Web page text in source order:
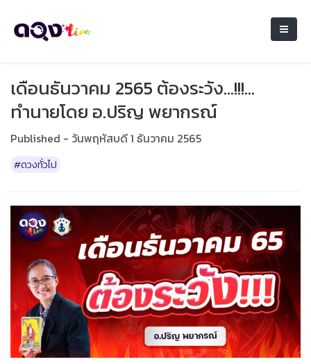
เดือนธันวาคม 2565 ต้องระวัง...!!!...
ทำนายโดย อ.ปริญ พยากรณ์
Published - วันพฤหัสบดี 1 ธันวาคม 2565
#ดวงทั่วไป